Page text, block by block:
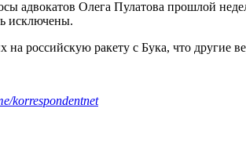
адвокатов Олега Пулатова прошлой
исключены.
российскую ракету с Бука, что другие
korrespondentnet